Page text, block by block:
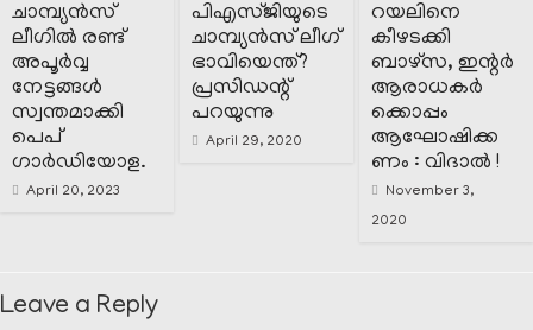
ചാമ്പ്യൻസ്
ലീഗിൽ രണ്ട്
അപൂർവ്വ
നേട്ടങ്ങൾ
സ്വന്തമാക്കി
പെപ്
ഗാർഡിയോള.
April 20, 2023
പിഎസ്ജിയുടെ
ചാമ്പ്യൻസ് ലീഗ്
ഭാവിയെന്ത്?
പ്രസിഡന്റ്‌
പറയുന്നു
April 29, 2020
റയലിനെ
കീഴടക്കി
ബാഴ്സ, ഇന്റർ
ആരാധകർ
ക്കൊപ്പം
ആഘോഷിക്ക
ണം : വിദാൽ !
November 3,
2020
Leave a Reply